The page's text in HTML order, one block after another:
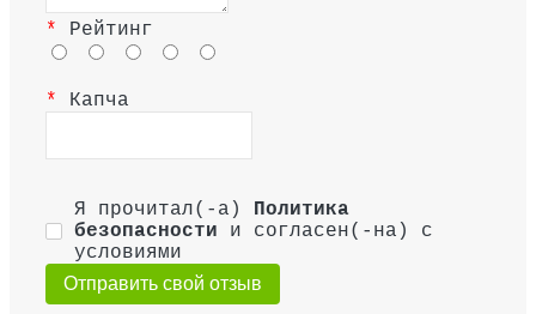
Рейтинг
Капча
Я прочитал(-а) Политика
безопасности и согласен(-на) с
условиями
Отправить свой отзыв